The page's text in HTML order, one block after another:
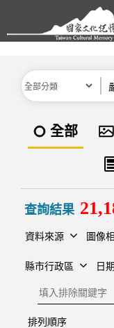
跳到主要內容區塊
分類
全部
查詢結果
資料來源 圖像
縣市行政區 日
排除關鍵字
排列順序